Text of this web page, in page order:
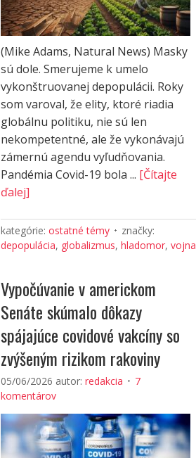
(Mike Adams, Natural News) Masky
sú dole. Smerujeme k umelo
vykonštruovanej depopulácii. Roky
som varoval, že elity, ktoré riadia
globálnu politiku, nie sú len
nekompetentné, ale že vykonávajú
zámernú agendu vyľudňovania.
Pandémia Covid-19 bola ... [Čítajte
ďalej]
kategórie: ostatné témy
značky:
depopulácia, globalizmus, hladomor, vojna
Vypočúvanie v americkom
Senáte skúmalo dôkazy
spájajúce covidové vakcíny so
zvýšeným rizikom rakoviny
05/06/2026 autor: redakcia
7
komentárov